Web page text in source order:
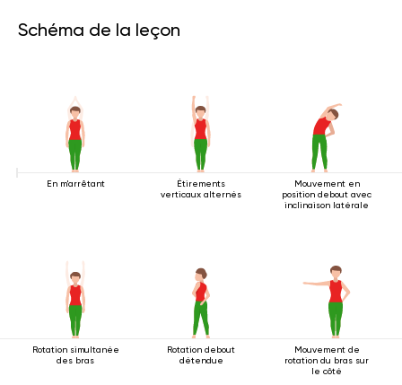
Schéma de la leçon
En m'arrêtant
Étirements
verticaux alternés
Mouvement en
position debout avec
inclinaison latérale
Rotation simultanée
des bras
Rotation debout
détendue
Mouvement de
rotation du bras sur
le côté